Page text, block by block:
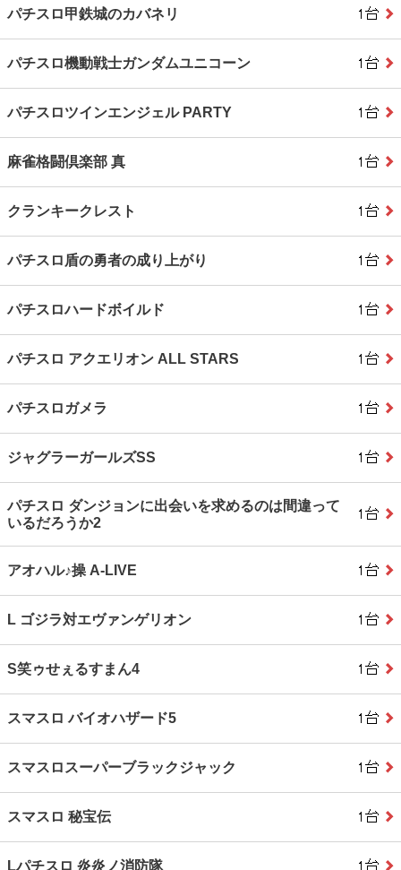
パチスロ甲鉄城のカバネリ
パチスロ機動戦士ガンダムユニコーン
パチスロツインエンジェル PARTY
麻雀格闘倶楽部 真
クランキークレスト
パチスロ盾の勇者の成り上がり
パチスロハードボイルド
パチスロ アクエリオン ALL STARS
パチスロガメラ
ジャグラーガールズSS
パチスロ ダンジョンに出会いを求めるのは間違って
いるだろうか2
アオハル♪操 A‐LIVE
L ゴジラ対エヴァンゲリオン
S笑ゥせぇるすまん4
スマスロ バイオハザード5
スマスロスーパーブラックジャック
スマスロ 秘宝伝
Lパチスロ 炎炎ノ消防隊